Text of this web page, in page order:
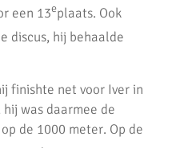
Kampioenschappen.
CD Atletiek.
een 13eplaats. Ook
discus, hij behaalde
finishte net voor Iver in
was daarmee de
de 1000 meter. Op de